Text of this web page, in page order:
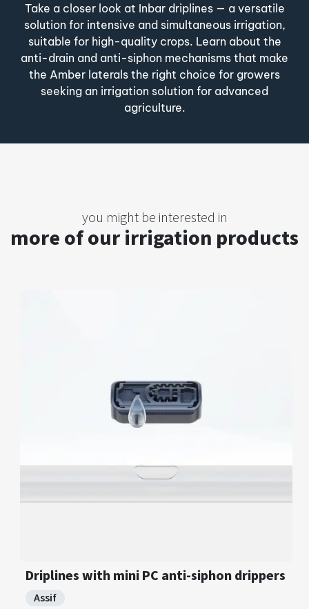
Take a closer look at Inbar driplines — a versatile
solution for intensive and simultaneous irrigation,
suitable for high-quality crops. Learn about the
anti-drain and anti-siphon mechanisms that make
the Amber laterals the right choice for growers
seeking an irrigation solution for advanced
agriculture.
you might be interested in
more of our irrigation products
Driplines with mini PC anti-siphon drippers
Assif